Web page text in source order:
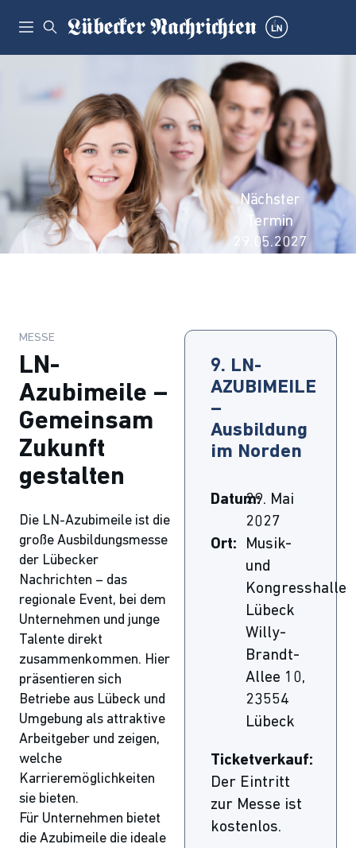
Nächster
Termin
29.05.2027
MESSE
LN-
Azubimeile –
Gemeinsam
Zukunft
gestalten
Die LN-Azubimeile ist die
große Ausbildungsmesse
der Lübecker
Nachrichten – das
regionale Event, bei dem
Unternehmen und junge
Talente direkt
zusammenkommen. Hier
präsentieren sich
Betriebe aus Lübeck und
Umgebung als attraktive
Arbeitgeber und zeigen,
welche
Karrieremöglichkeiten
sie bieten.
Für Unternehmen bietet
die Azubimeile die ideale
9. LN-
AZUBIMEILE
–
Ausbildung
im Norden
Datum:29. Mai
2027
Ort:
Musik-
und
Kongresshalle
Lübeck
Willy-
Brandt-
Allee 10,
23554
Lübeck
Ticketverkauf:
Der Eintritt
zur Messe ist
kostenlos.